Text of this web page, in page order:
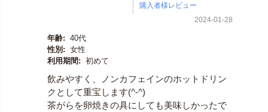
2024-01-28
年齢: 40代
性別: 女性
利用期間: 初めて
飲みやすく、ノンカフェインのホットドリン
クとして重宝します(^-^)
茶がらを卵焼きの具にしても美味しかったで